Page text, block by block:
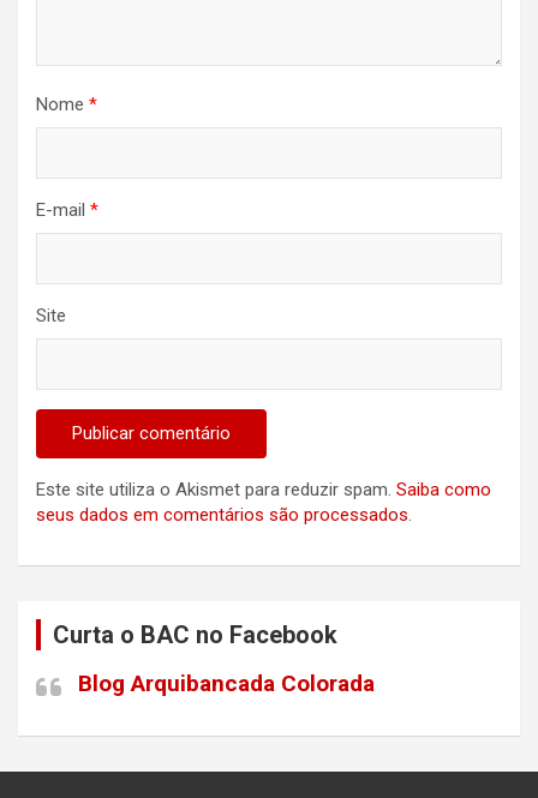
Nome *
E-mail *
Site
Este site utiliza o Akismet para reduzir spam. Saiba como
seus dados em comentários são processados.
Curta o BAC no Facebook
Blog Arquibancada Colorada